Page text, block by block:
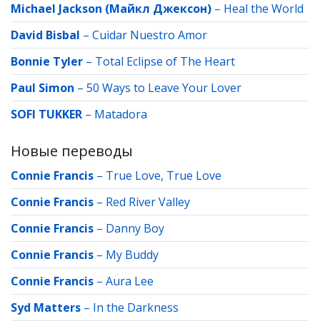
Michael Jackson (Майкл Джексон) – Heal the World
David Bisbal – Cuidar Nuestro Amor
Bonnie Tyler – Total Eclipse of The Heart
Paul Simon – 50 Ways to Leave Your Lover
SOFI TUKKER – Matadora
Новые переводы
Connie Francis – True Love, True Love
Connie Francis – Red River Valley
Connie Francis – Danny Boy
Connie Francis – My Buddy
Connie Francis – Aura Lee
Syd Matters – In the Darkness